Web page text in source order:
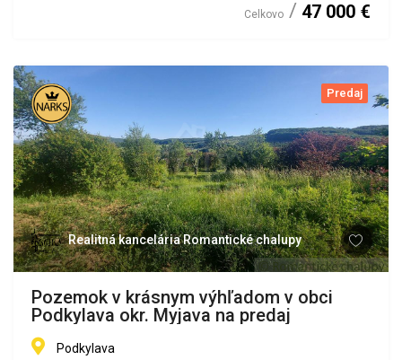
Celkovo 47 000 €
Predaj
Realitná kancelária Romantické chalupy
Pozemok v krásnym výhľadom v obci
Podkylava okr. Myjava na predaj
Podkylava